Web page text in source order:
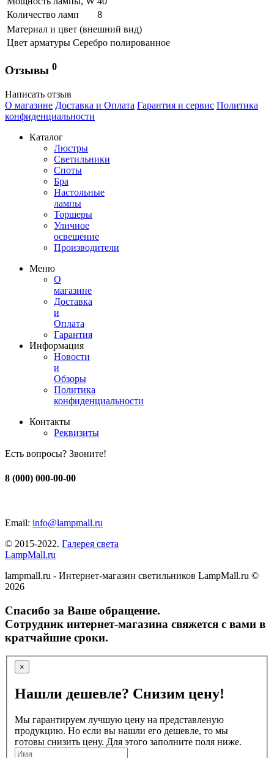
Количество ламп
8
Материал и цвет (внешний вид)
Цвет арматуры Серебро полированное
Отзывы 0
Написать отзыв
О магазине Доставка и Оплата Гарантия и сервис Политика
конфиденциальности
Каталог
Люстры
Светильники
Споты
Бра
Настольные
лампы
Торшеры
Уличное
освещение
Производители
Меню
О
магазине
Доставка
и
Оплата
Гарантия
Информация
Новости
и
Обзоры
Политика
конфиденциальности
Контакты
Реквизиты
Есть вопросы? Звоните!
8 (000) 000-00-00
Email: info@lampmall.ru
© 2015-2022. Галерея света
LampMall.ru
lampmall.ru - Интернет-магазин светильников LampMall.ru ©
2026
Спасибо за Ваше обращение.
Сотрудник интернет-магазина свяжется с вами в
кратчайшие сроки.
×
Нашли дешевле? Снизим цену!
Мы гарантируем лучшую цену на представленую
продукцию. Но если вы нашли его дешевле, то мы
готовы снизить цену. Для этого заполните поля ниже.